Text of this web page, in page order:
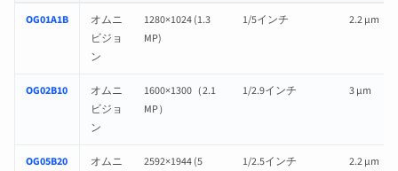
OmniVision製CMOSイメージセンサー：仕様およびレンズ互換性ページへのリン
OG01A1B
オムニ
ビジョ
ン
1280×1024 (1.3
MP)
1/5インチ 2.2 µm
OG02B10
オムニ
ビジョ
ン
1600×1300（2.1
MP）
1/2.9インチ 3 µm
OG05B20
オムニ
2592×1944 (5
1/2.5インチ 2.2 µm